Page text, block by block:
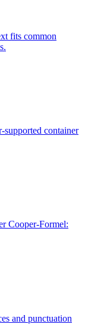
fits common
supported container
Cooper-Formel:
and punctuation